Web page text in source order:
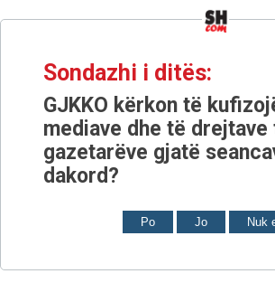
Sondazhi i ditës:
GJKKO kërkon të
mediave dhe të drejtave
gazetarëve gjatë
dakord?
Po Jo Nuk